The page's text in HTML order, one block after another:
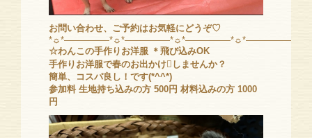
お問い合わせ、ご予約はお気軽にどうぞ♡
☆わんこの手作りお洋服 ＊飛び込みOK
手作りお洋服で春のお出かけ しませんか？
簡単、コスパ良し！です(*^^*)
参加料 生地持ち込みの方 500円 材料込みの方 1000
円